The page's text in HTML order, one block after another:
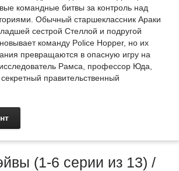
командные битвы за контроль над
Обычный старшеклассник Араки
сестрой Стеллой и подругой
команду Police Hopper, но их
превращаются в опасную игру на
Рамса, профессор Юда,
правительственный
(1-6 серии из 13) /